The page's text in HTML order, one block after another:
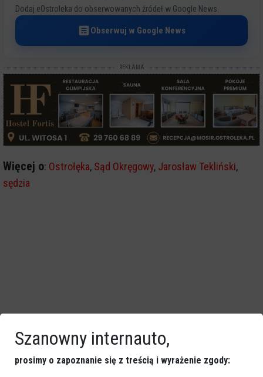
Dodaj eOstroleka do obserwowanych źródeł w Google News.
Obserwuj w Google News
REKLAMA
Więcej o: Ostrołęka, Sąd Okręgowy, Jarosław Tekliński,
sędzia
Szanowny internauto,
prosimy o zapoznanie się z treścią i wyrażenie zgody: